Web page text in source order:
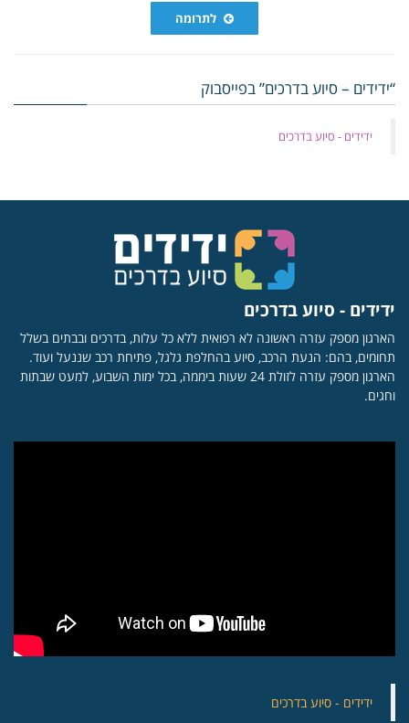
לתרומה
“ידידים – סיוע בדרכים” בפייסבוק
‏ידידים - סיוע בדרכים
ידידים - סיוע בדרכים
הארגון מספק עזרה ראשונה לא רפואית ללא כל עלות, בדרכים ובבתים בשלל
תחומים, בהם: הנעת הרכב, סיוע בהחלפת גלגל, פתיחת רכב שננעל ועוד.
הארגון מספק עזרה לזולת 24 שעות ביממה, בכל ימות השבוע, למעט שבתות
וחגים.
‏ידידים - סיוע בדרכים